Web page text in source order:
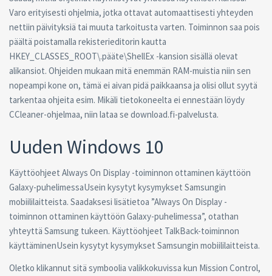
Varo erityisesti ohjelmia, jotka ottavat automaattisesti yhteyden
nettiin päivityksiä tai muuta tarkoitusta varten. Toiminnon saa pois
päältä poistamalla rekisterieditorin kautta
HKEY_CLASSES_ROOT\.pääte\ShellEx -kansion sisällä olevat
alikansiot. Ohjeiden mukaan mitä enemmän RAM-muistia niin sen
nopeampi kone on, tämä ei aivan pidä paikkaansa ja olisi ollut syytä
tarkentaa ohjeita esim. Mikäli tietokoneelta ei ennestään löydy
CCleaner-ohjelmaa, niin lataa se download.fi-palvelusta.
Uuden Windows 10
Käyttöohjeet Always On Display -toiminnon ottaminen käyttöön
Galaxy-puhelimessaUsein kysytyt kysymykset Samsungin
mobiililaitteista. Saadaksesi lisätietoa ”Always On Display -
toiminnon ottaminen käyttöön Galaxy-puhelimessa”, otathan
yhteyttä Samsung tukeen. Käyttöohjeet TalkBack-toiminnon
käyttäminenUsein kysytyt kysymykset Samsungin mobiililaitteista.
Oletko klikannut sitä symboolia valikkokuvissa kun Mission Control,